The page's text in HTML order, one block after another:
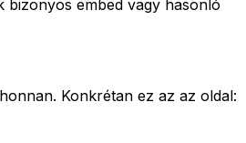
bizonyos embed vagy hasonló
Konkrétan ez az az oldal: